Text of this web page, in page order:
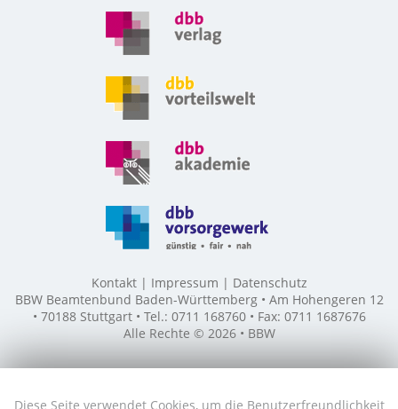
Diese Seite verwendet Cookies, um die Benutzerfreundlichkeit
Kontakt Impressum
Datenschutz
BBW Beamtenbund Baden-Württemberg • Am Hohengeren 12
• 70188 Stuttgart • Tel.: 0711 168760 • Fax: 0711 1687676
Alle Rechte © 2026 • BBW